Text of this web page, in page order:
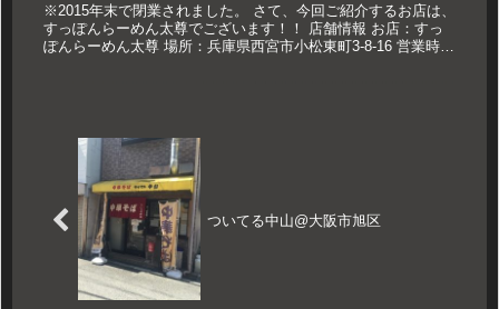
※2015年末で閉業されました。 さて、今回ご紹介するお店は、
すっぽんらーめん太尊でございます！！ 店舗情報 お店：すっ
ぽんらーめん太尊 場所：兵庫県西宮市小松東町3-8-16 営業時
ついてる中山@大阪市旭区